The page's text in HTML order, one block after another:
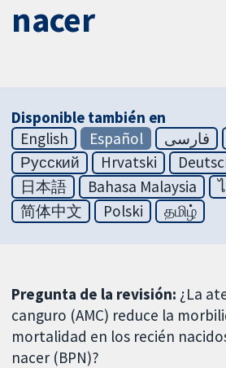
nacer
Disponible también en
English
Español فارسی
Русский
Hrvatski
日本語
Bahasa Malaysia
简体中文
Polski தமிழ்
Pregunta de la revisión: ¿La
canguro (AMC) reduce la
mortalidad en los recién
nacer (BPN)?